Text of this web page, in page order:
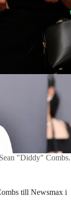
"Diddy" Combs.
till Newsmax i